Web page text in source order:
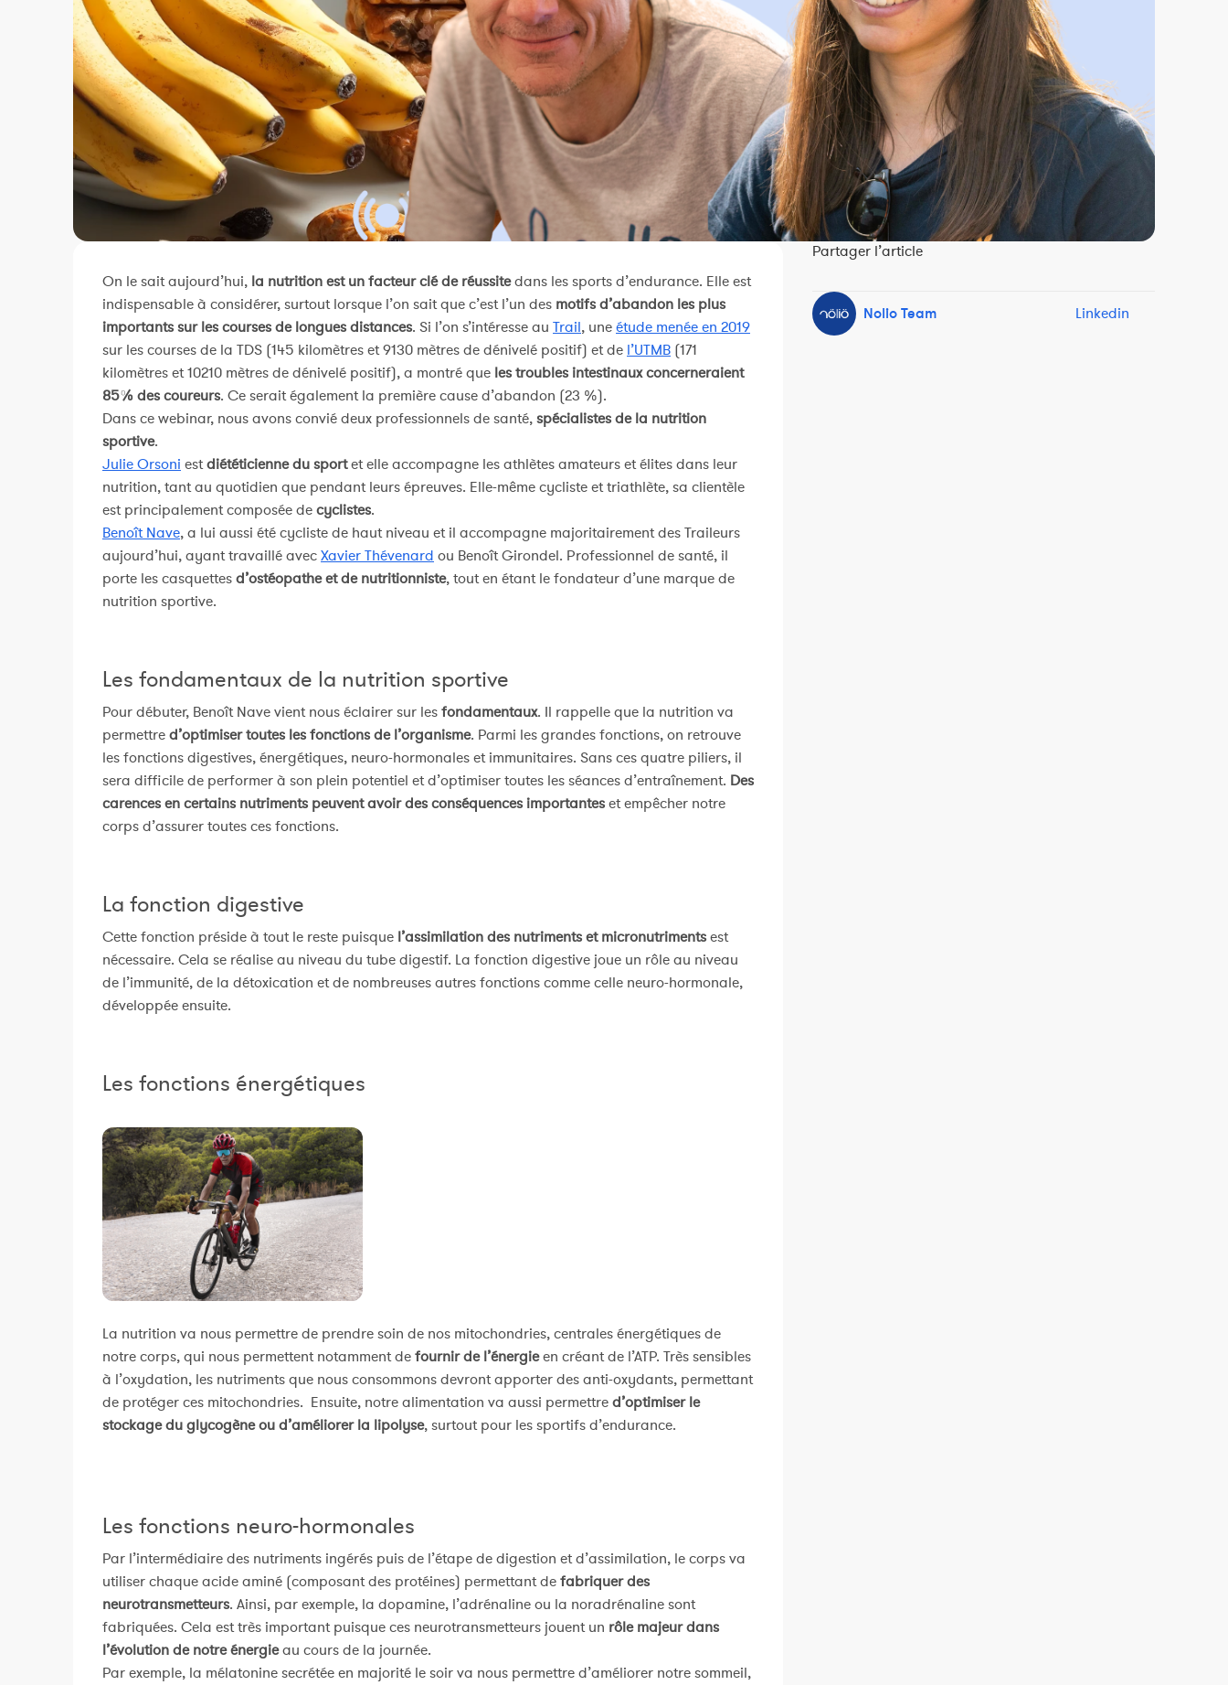
On le sait aujourd’hui, la nutrition est un facteur clé de réussitedans les sports d’endurance. Elle est
indispensable à considérer, surtout lorsque l’on sait que c’est l’un des motifs d’abandon les plus
importants sur les courses de longues distances. Si l’on s’intéresse au Trail, uneétude menée en 2019
sur les courses de la TDS (145 kilomètres et 9130 mètres de dénivelé positif) et de l’UTMB (171
kilomètres et 10210 mètres de dénivelé positif), a montré que les troubles intestinaux concerneraient
85% des coureurs. Ce serait également la première cause d’abandon (23 %).
Dans ce webinar, nous avons convié deux professionnels de santé,spécialistes de la nutrition
sportive.
Julie Orsoni estdiététicienne du sportet elle accompagne les athlètes amateurs et élites dans leur
nutrition, tant au quotidien que pendant leurs épreuves. Elle-même cycliste et triathlète, sa clientèle
est principalement composée decyclistes.
Benoît Nave, a lui aussi été cycliste de haut niveau et il accompagne majoritairement des Traileurs
aujourd’hui, ayant travaillé avecXavier Thévenard ou Benoît Girondel. Professionnel de santé, il
porte les casquettesd’ostéopathe et de nutritionniste, tout en étant le fondateur d’une marque de
nutrition sportive.
Les fondamentaux de la nutrition sportive
Pour débuter, Benoît Nave vient nous éclairer sur lesfondamentaux. Il rappelle que la nutrition va
permettred’optimiser toutes les fonctions de l’organisme. Parmi les grandes fonctions, on retrouve
les fonctions digestives, énergétiques, neuro-hormonales et immunitaires. Sans ces quatre piliers, il
sera difficile de performer à son plein potentiel et d’optimiser toutes les séances d’entraînement. Des
carences en certains nutriments peuvent avoir des conséquences importanteset empêcher notre
corps d’assurer toutes ces fonctions.
La fonction digestive
Cette fonction préside à tout le reste puisque l’assimilation des nutriments et micronutrimentsest
nécessaire. Cela se réalise au niveau du tube digestif. La fonction digestive joue un rôle au niveau
de l’immunité, de la détoxication et de nombreuses autres fonctions comme celle neuro-hormonale,
développée ensuite.
Les fonctions énergétiques
La nutrition va nous permettre de prendre soin de nos mitochondries, centrales énergétiques de
notre corps, qui nous permettent notamment defournir de l’énergieen créant de l’ATP. Très sensibles
à l’oxydation, les nutriments que nous consommons devront apporter des anti-oxydants, permettant
de protéger ces mitochondries. Ensuite, notre alimentation va aussi permettred’optimiser le
stockage du glycogène ou d’améliorer la lipolyse, surtout pour les sportifs d’endurance.
Les fonctions neuro-hormonales
Par l’intermédiaire des nutriments ingérés puis de l’étape de digestion et d’assimilation, le corps va
utiliser chaque acide aminé (composant des protéines) permettant defabriquer des
neurotransmetteurs. Ainsi, par exemple, la dopamine, l’adrénaline ou la noradrénaline sont
fabriquées. Cela est très important puisque ces neurotransmetteurs jouent un rôle majeur dans
l’évolution de notre énergieau cours de la journée.
Par exemple, la mélatonine secrétée en majorité le soir va nous permettre d’améliorer notre sommeil,
Partager l’article
Nolio Team Linkedin